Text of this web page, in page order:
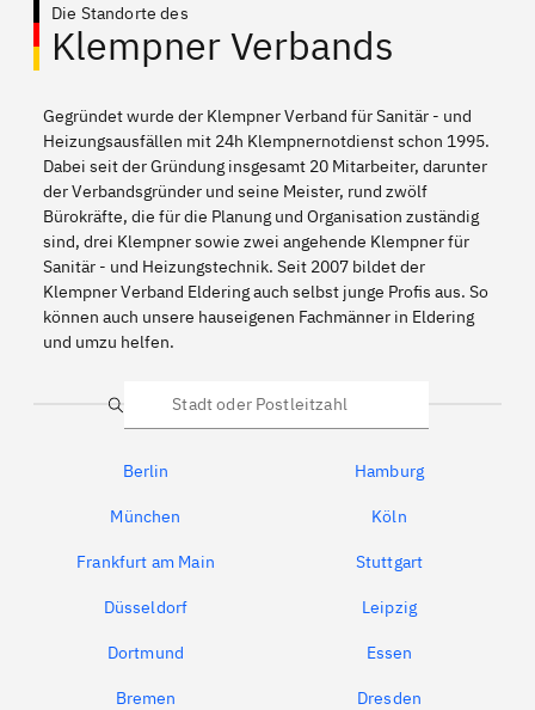
Die Standorte des
Klempner Verbands
Gegründet wurde der Klempner Verband für Sanitär - und
Heizungsausfällen mit 24h Klempnernotdienst schon 1995.
Dabei seit der Gründung insgesamt 20 Mitarbeiter, darunter
der Verbandsgründer und seine Meister, rund zwölf
Bürokräfte, die für die Planung und Organisation zuständig
sind, drei Klempner sowie zwei angehende Klempner für
Sanitär - und Heizungstechnik. Seit 2007 bildet der
Klempner Verband Eldering auch selbst junge Profis aus. So
können auch unsere hauseigenen Fachmänner in Eldering
und umzu helfen.
Suche
Berlin Hamburg
München Köln
Frankfurt am Main Stuttgart
Düsseldorf Leipzig
Dortmund Essen
Bremen Dresden